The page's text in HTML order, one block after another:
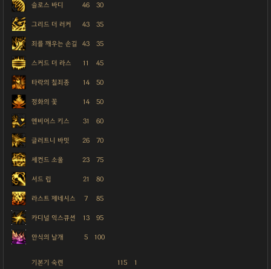
슬로스 바디 46 30
그리드 더 러커 43 35
죄를 깨우는 손길 43 35
스커드 더 라스 11 45
타락의 칠죄종 14 50
정화의 꽃 14 50
엔비어스 키스 31 60
글러트니 바밋 26 70
세컨드 소울 23 75
서드 립 21 80
라스트 제네시스 7 85
카디널 익스큐션 13 95
안식의 날개 5 100
기본기 숙련 115 1